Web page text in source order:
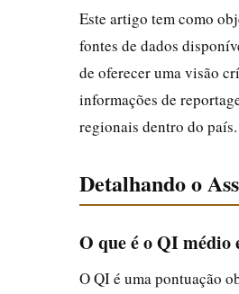
Este artigo tem como
fontes de dados
de oferecer uma visão
informações de
regionais dentro do país.
Detalhando o
O que é o QI médio
O QI é uma pontuação